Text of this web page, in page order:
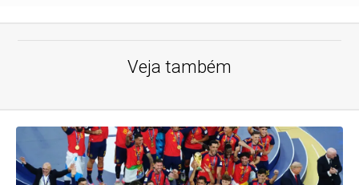
Veja também